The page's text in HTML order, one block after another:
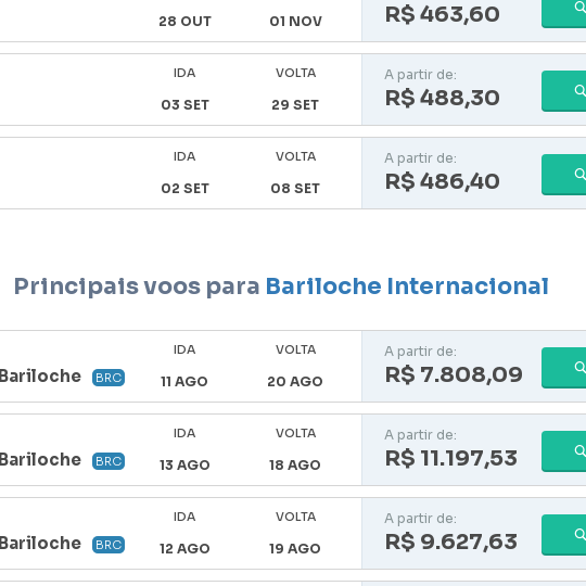
28 OUT 01 NOV R$ 463,60
IDA
03 SET
VOLTA
29 SET
A partir de:
R$ 488,30
IDA
02 SET
VOLTA
08 SET
A partir de:
R$ 486,40
Principais voos para Bariloche Internacional
BRC
IDA
11 AGO
VOLTA
20 AGO
A partir de:
R$ 7.808,09
BRC
IDA
13 AGO
VOLTA
18 AGO
A partir de:
R$ 11.197,53
BRC
IDA
12 AGO
VOLTA
19 AGO
A partir de:
R$ 9.627,63